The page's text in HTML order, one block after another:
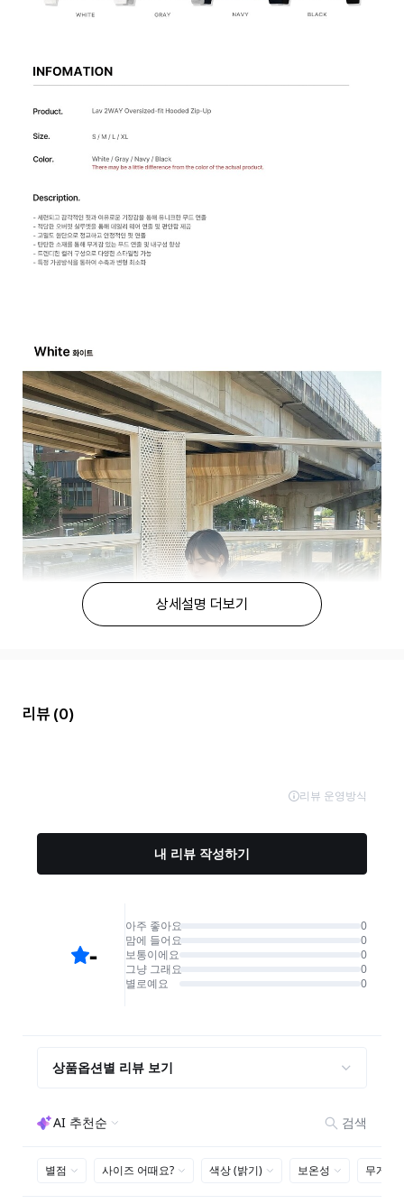
상세설명 더보기
리뷰 (0)